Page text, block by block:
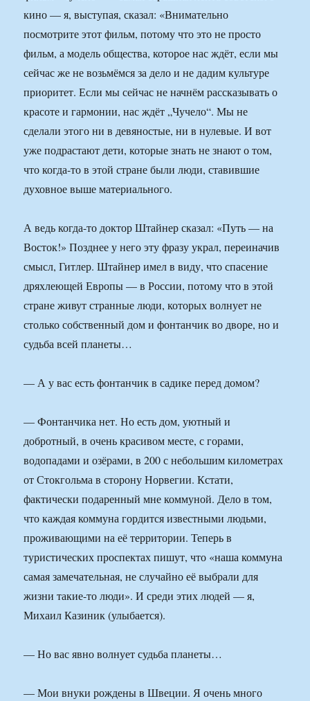
кино — я, выступая, сказал: «Внимательно
посмотрите этот фильм, потому что это не просто
фильм, а модель общества, которое нас ждёт, если мы
сейчас же не возьмёмся за дело и не дадим культуре
приоритет. Если мы сейчас не начнём рассказывать о
красоте и гармонии, нас ждёт „Чучело“. Мы не
сделали этого ни в девяностые, ни в нулевые. И вот
уже подрастают дети, которые знать не знают о том,
что когда-то в этой стране были люди, ставившие
духовное выше материального.
А ведь когда-то доктор Штайнер сказал: «Путь — на
Восток!» Позднее у него эту фразу украл, переиначив
смысл, Гитлер. Штайнер имел в виду, что спасение
дряхлеющей Европы — в России, потому что в этой
стране живут странные люди, которых волнует не
столько собственный дом и фонтанчик во дворе, но и
судьба всей планеты…
— А у вас есть фонтанчик в садике перед домом?
— Фонтанчика нет. Но есть дом, уютный и
добротный, в очень красивом месте, с горами,
водопадами и озёрами, в 200 с небольшим километрах
от Стокгольма в сторону Норвегии. Кстати,
фактически подаренный мне коммуной. Дело в том,
что каждая коммуна гордится известными людьми,
проживающими на её территории. Теперь в
туристических проспектах пишут, что «наша коммуна
самая замечательная, не случайно её выбрали для
жизни такие-то люди». И среди этих людей — я,
Михаил Казиник (улыбается).
— Но вас явно волнует судьба планеты…
— Мои внуки рождены в Швеции. Я очень много